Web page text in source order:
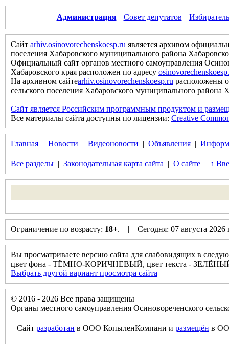
Администрация Совет депутатов
Сайт arhiv.osinovorechenskoesp.ru является архивом
поселения Хабаровского муниципального района
Официальный сайт органов местного самоуправления
Хабаровского края расположен по адресу
На архивном сайтеarhiv.osinovorechenskoesp.ru расположены
сельского поселения Хабаровского муниципального района
Сайт является Российским программным продуктом и
Все материалы сайта доступны по лицензии: Creative
Главная | Новости | Видеоновости | Объявления |
Все разделы | Законодательная карта сайта | О сайте | ↑
Ограничение по возрасту: 18+. | Сегодня: 07 августа
Вы просматриваете версию сайта для слабовидящих в
цвет фона - ТЁМНО-КОРИЧНЕВЫЙ, цвет текста -
Выбрать другой вариант просмотра сайта
© 2016 - 2026 Все права защищены
Органы местного самоуправления Осиновореченского
Сайт разработан в ООО КопыленКомпани и размещён в